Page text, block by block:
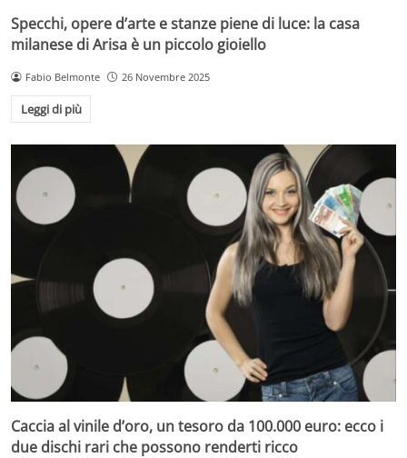
Specchi, opere d’arte e stanze piene di luce: la casa
milanese di Arisa è un piccolo gioiello
Fabio Belmonte 26 Novembre 2025
Leggi di più
Caccia al vinile d’oro, un tesoro da 100.000 euro: ecco i
due dischi rari che possono renderti ricco